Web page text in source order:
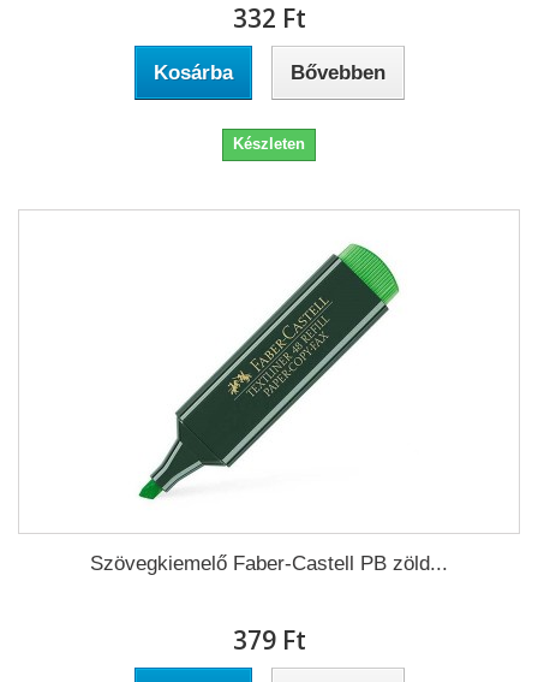
332 Ft‎
Kosárba Bővebben
Készleten
Szövegkiemelő Faber-Castell PB zöld...
379 Ft‎